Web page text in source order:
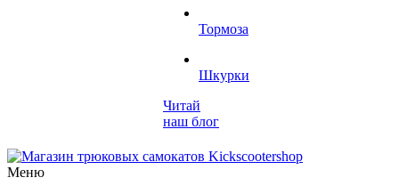
Тормоза
Шкурки
Читай
наш блог
Меню